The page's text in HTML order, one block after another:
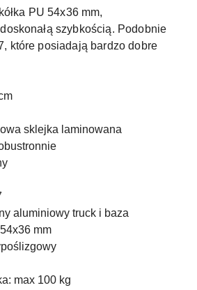
PU 54x36 mm,
szybkością. Podobnie
które posiadają bardzo dobre
sklejka laminowana
aluminiowy truck i baza
mm
max 100 kg